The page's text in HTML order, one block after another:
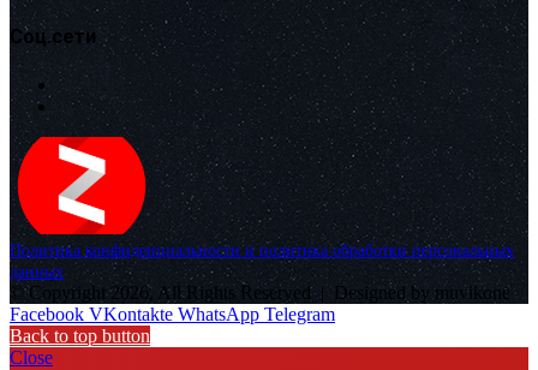
Соц.сети
Политика конфиденциальности и политика обработки персональных
данных
© Copyright 2026, All Rights Reserved |
Designed by muvikone
Facebook VKontakte WhatsApp Telegram
Back to top button
Close